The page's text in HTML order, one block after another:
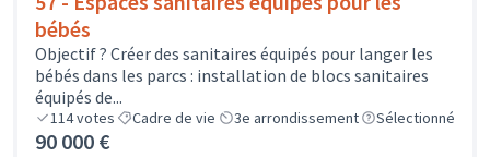
bébés
Objectif ? Créer des sanitaires équipés pour langer les
bébés dans les parcs : installation de blocs sanitaires
équipés de...
114votes Cadre de vie 3e arrondissement Sélectionné
90 000 €